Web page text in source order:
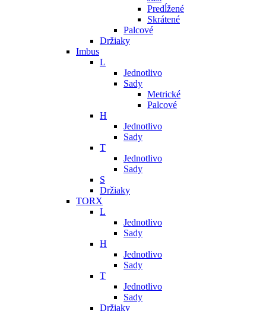
Predĺžené
Skrátené
Palcové
Držiaky
Imbus
L
Jednotlivo
Sady
Metrické
Palcové
H
Jednotlivo
Sady
T
Jednotlivo
Sady
S
Držiaky
TORX
L
Jednotlivo
Sady
H
Jednotlivo
Sady
T
Jednotlivo
Sady
Držiaky